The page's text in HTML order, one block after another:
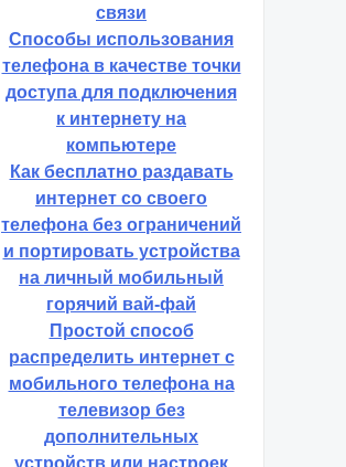
связи
Способы использования
телефона в качестве точки
доступа для подключения
к интернету на
компьютере
Как бесплатно раздавать
интернет со своего
телефона без ограничений
и портировать устройства
на личный мобильный
горячий вай-фай
Простой способ
распределить интернет с
мобильного телефона на
телевизор без
дополнительных
устройств или настроек